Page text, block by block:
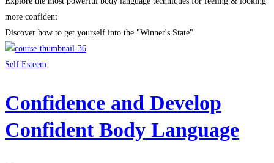
more confident
Discover how to get yourself into the "Winner's State"
Self Esteem
Confidence and Develop
Confident Body Language